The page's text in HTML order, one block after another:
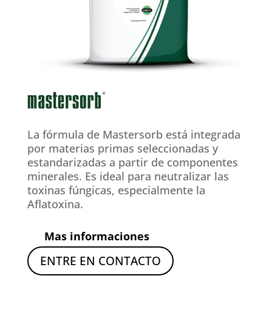
La fórmula de Mastersorb está integrada
por materias primas seleccionadas y
estandarizadas a partir de componentes
minerales. Es ideal para neutralizar las
toxinas fúngicas, especialmente la
Aflatoxina.
Mas informaciones
ENTRE EN CONTACTO